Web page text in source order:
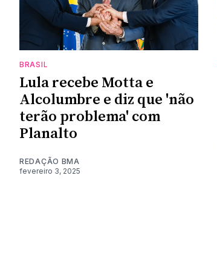
BRASIL
Lula recebe Motta e
Alcolumbre e diz que 'não
terão problema' com
Planalto
REDAÇÃO BMA
fevereiro 3, 2025